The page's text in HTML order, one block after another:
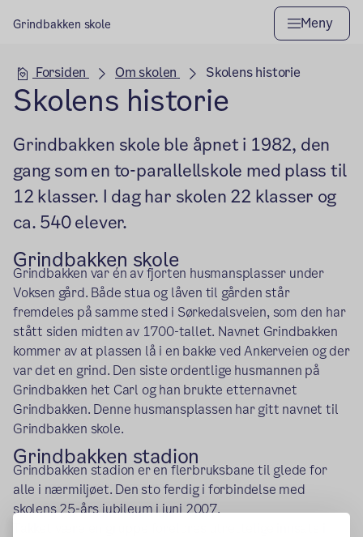
Grindbakken skole Meny
Hovedseksjon
Forsiden Om skolen Skolens historie
Skolens historie
Grindbakken skole ble åpnet i 1982, den
gang som en to-parallellskole med plass til
12 klasser. I dag har skolen 22 klasser og
ca. 540 elever.
Grindbakken skole
Grindbakken var én av fjorten husmansplasser under
Voksen gård. Både stua og låven til gården står
fremdeles på samme sted i Sørkedalsveien, som den har
stått siden midten av 1700-tallet. Navnet Grindbakken
kommer av at plassen lå i en bakke ved Ankerveien og der
var det en grind. Den siste ordentlige husmannen på
Grindbakken het Carl og han brukte etternavnet
Grindbakken. Denne husmansplassen har gitt navnet til
Grindbakken skole.
Grindbakken stadion
Grindbakken stadion er en flerbruksbane til glede for
alle i nærmiljøet. Den sto ferdig i forbindelse med
skolens 25-års jubileum i juni 2007.